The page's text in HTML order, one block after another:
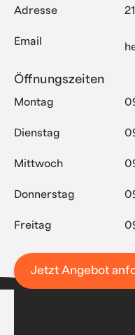
Adresse
Email
Öffnungszeiten
Montag
Dienstag
Mittwoch
Donnerstag
Freitag
Jetzt Angebot